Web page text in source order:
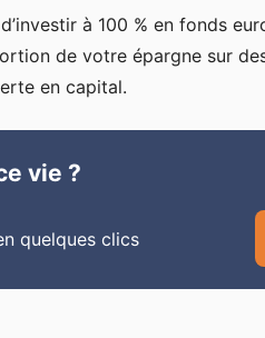
à 100 % en fonds
de votre épargne sur
en capital.
vie ?
quelques clics